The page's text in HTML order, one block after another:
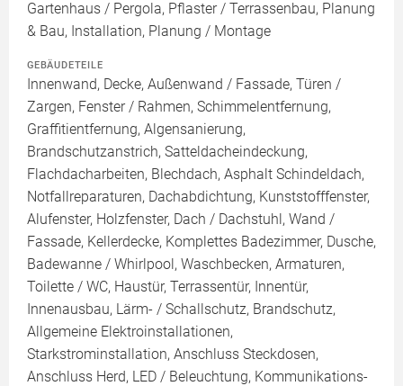
Gartenhaus / Pergola, Pflaster / Terrassenbau, Planung
& Bau, Installation, Planung / Montage
GEBÄUDETEILE
Innenwand, Decke, Außenwand / Fassade, Türen /
Zargen, Fenster / Rahmen, Schimmelentfernung,
Graffitientfernung, Algensanierung,
Brandschutzanstrich, Satteldacheindeckung,
Flachdacharbeiten, Blechdach, Asphalt Schindeldach,
Notfallreparaturen, Dachabdichtung, Kunststofffenster,
Alufenster, Holzfenster, Dach / Dachstuhl, Wand /
Fassade, Kellerdecke, Komplettes Badezimmer, Dusche,
Badewanne / Whirlpool, Waschbecken, Armaturen,
Toilette / WC, Haustür, Terrassentür, Innentür,
Innenausbau, Lärm- / Schallschutz, Brandschutz,
Allgemeine Elektroinstallationen,
Starkstrominstallation, Anschluss Steckdosen,
Anschluss Herd, LED / Beleuchtung, Kommunikations-